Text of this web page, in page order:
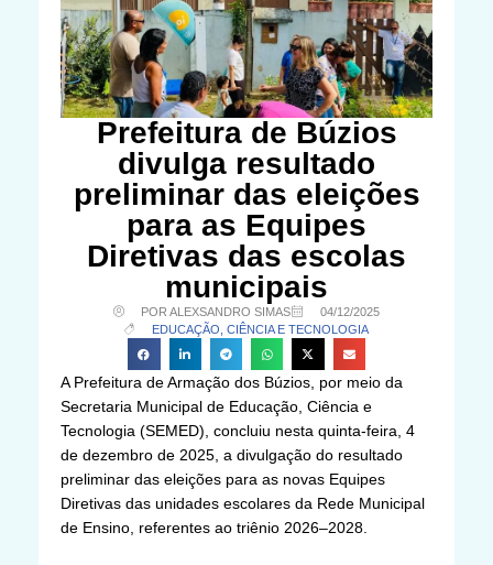
Prefeitura de Búzios
divulga resultado
preliminar das eleições
para as Equipes
Diretivas das escolas
municipais
POR ALEXSANDRO SIMAS
04/12/2025
EDUCAÇÃO, CIÊNCIA E TECNOLOGIA
A Prefeitura de Armação dos Búzios, por meio da
Secretaria Municipal de Educação, Ciência e
Tecnologia (SEMED), concluiu nesta quinta-feira, 4
de dezembro de 2025, a divulgação do resultado
preliminar das eleições para as novas Equipes
Diretivas das unidades escolares da Rede Municipal
de Ensino, referentes ao triênio 2026–2028.